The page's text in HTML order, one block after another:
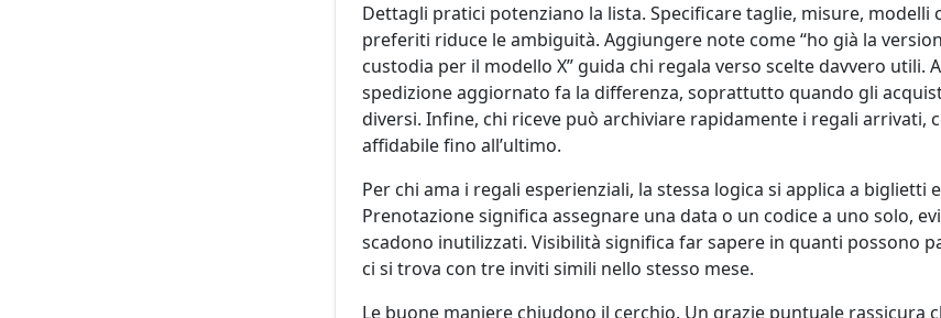
Dettagli pratici potenziano la lista. Specificare taglie, misure, modelli
preferiti riduce le ambiguità. Aggiungere note come “ho già la
custodia per il modello X” guida chi regala verso scelte davvero utili.
spedizione aggiornato fa la differenza, soprattutto quando gli
diversi. Infine, chi riceve può archiviare rapidamente i regali arrivati,
affidabile fino all’ultimo.
Per chi ama i regali esperienziali, la stessa logica si applica a biglietti
Prenotazione significa assegnare una data o un codice a uno solo,
scadono inutilizzati. Visibilità significa far sapere in quanti possono
ci si trova con tre inviti simili nello stesso mese.
Le buone maniere chiudono il cerchio. Un grazie puntuale rassicura